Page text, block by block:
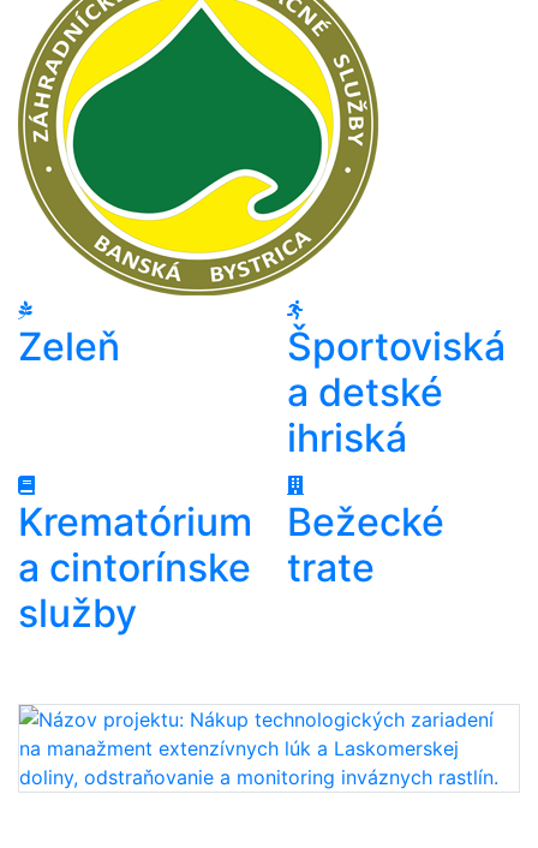
Zeleň
Športoviská
a detské
ihriská
Krematórium
a cintorínske
služby
Bežecké
trate